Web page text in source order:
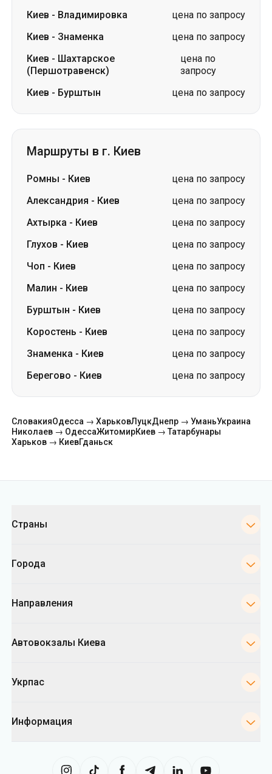
Киев - Владимировка
цена по запросу
Киев - Знаменка
цена по запросу
Киев - Шахтарское
(Першотравенск)
цена по
запросу
Киев - Бурштын цена по запросу
Маршруты в г. Киев
Ромны - Киев
цена по запросу
Александрия - Киев
цена по запросу
Ахтырка - Киев
цена по запросу
Глухов - Киев
цена по запросу
Чоп - Киев
цена по запросу
Малин - Киев
цена по запросу
Бурштын - Киев
цена по запросу
Коростень - Киев
цена по запросу
Знаменка - Киев
цена по запросу
Берегово - Киев цена по запросу
СловакияОдесса → ХарьковЛуцкДнепр → УманьУкраина
Николаев → ОдессаЖитомирКиев → Татарбунары
Харьков → КиевГданьск
Страны
Города
Направления
Автовокзалы Киева
Укрпас
Информация